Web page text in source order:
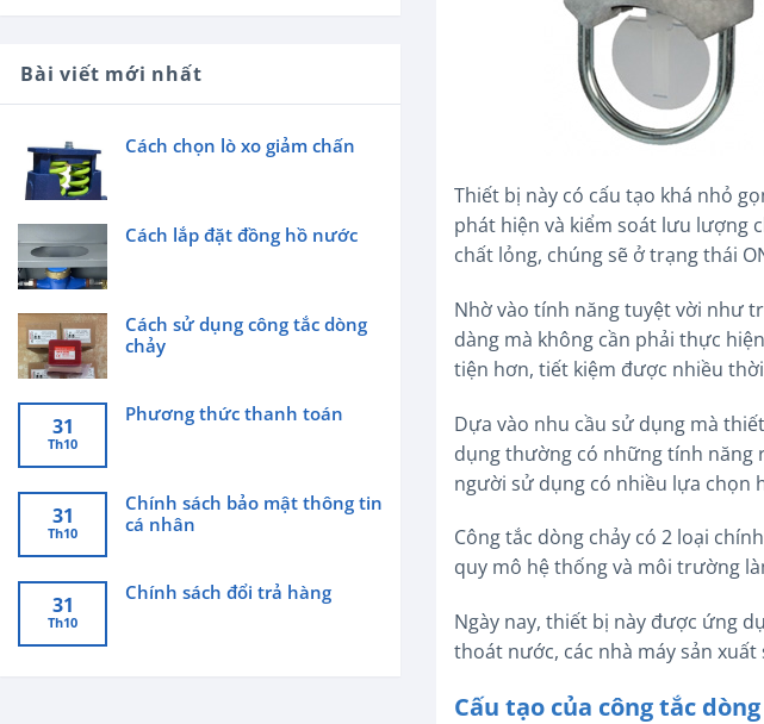
Bài viết mới nhất
Cách chọn lò xo giảm chấn
Cách lắp đặt đồng hồ nước
Cách sử dụng công tắc dòng
chảy
31
Th10
Phương thức thanh toán
31
Th10
Chính sách bảo mật thông tin
cá nhân
31
Th10
Chính sách đổi trả hàng
Thiết bị này có cấu tạo khá nhỏ
phát hiện và kiểm soát lưu lượng
chất lỏng, chúng sẽ ở trạng thái
Nhờ vào tính năng tuyệt vời như
dàng mà không cần phải thực
tiện hơn, tiết kiệm được nhiều
Dựa vào nhu cầu sử dụng mà
dụng thường có những tính năng
người sử dụng có nhiều lựa chọn
Công tắc dòng chảy có 2 loại
quy mô hệ thống và môi trường
Ngày nay, thiết bị này được ứng
thoát nước, các nhà máy sản
Cấu tạo của công tắc